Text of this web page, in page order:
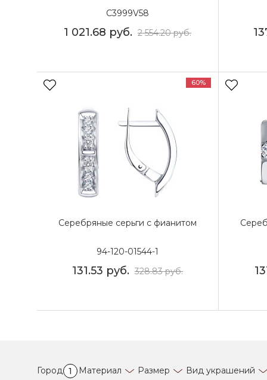
С3999V58
1 021.68 руб. 2 554.20руб.
60%
Серебряные серьги с фианитом
94-120-01544-1
131.53 руб. 328.83руб.
Город 1 Материал Размер Вид украшений